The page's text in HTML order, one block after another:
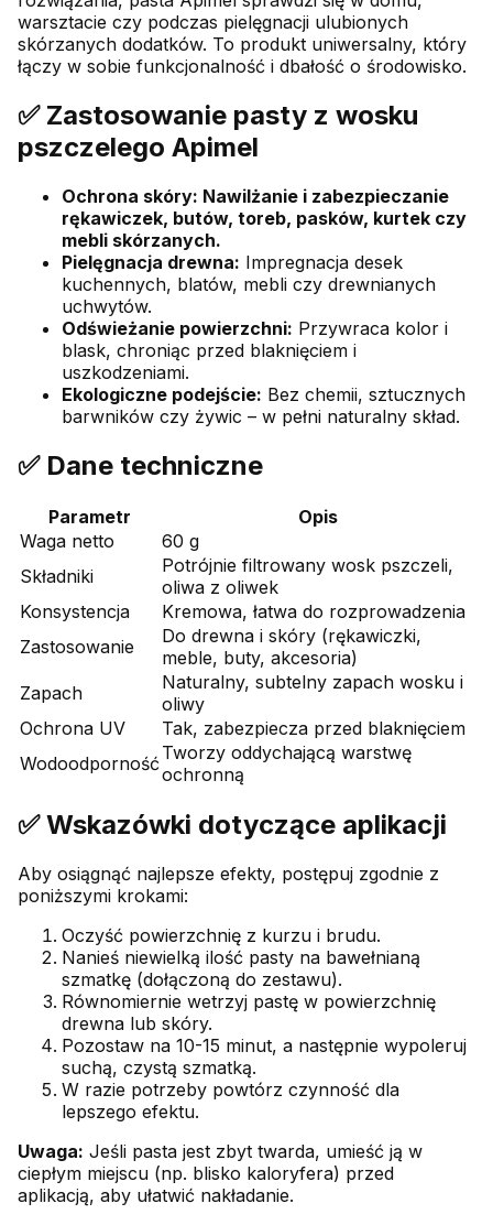
warsztacie czy podczas pielęgnacji ulubionych
skórzanych dodatków. To produkt uniwersalny, który
łączy w sobie funkcjonalność i dbałość o środowisko.
✅ Zastosowanie pasty z wosku
pszczelego Apimel
Ochrona skóry: Nawilżanie i zabezpieczanie
rękawiczek, butów, toreb, pasków, kurtek czy
mebli skórzanych.
Pielęgnacja drewna: Impregnacja desek
kuchennych, blatów, mebli czy drewnianych
uchwytów.
Odświeżanie powierzchni: Przywraca kolor i
blask, chroniąc przed blaknięciem i
uszkodzeniami.
Ekologiczne podejście: Bez chemii, sztucznych
barwników czy żywic – w pełni naturalny skład.
✅ Dane techniczne
Parametr
Opis
Waga netto
60 g
Składniki
Potrójnie filtrowany wosk pszczeli,
oliwa z oliwek
Konsystencja
Kremowa, łatwa do rozprowadzenia
Zastosowanie
Do drewna i skóry (rękawiczki,
meble, buty, akcesoria)
Zapach
Naturalny, subtelny zapach wosku i
oliwy
Ochrona UV
Tak, zabezpiecza przed blaknięciem
WodoodpornośćTworzy oddychającą warstwę
ochronną
✅ Wskazówki dotyczące aplikacji
Aby osiągnąć najlepsze efekty, postępuj zgodnie z
poniższymi krokami:
Oczyść powierzchnię z kurzu i brudu.
Nanieś niewielką ilość pasty na bawełnianą
szmatkę (dołączoną do zestawu).
Równomiernie wetrzyj pastę w powierzchnię
drewna lub skóry.
Pozostaw na 10-15 minut, a następnie wypoleruj
suchą, czystą szmatką.
W razie potrzeby powtórz czynność dla
lepszego efektu.
Uwaga: Jeśli pasta jest zbyt twarda, umieść ją w
ciepłym miejscu (np. blisko kaloryfera) przed
aplikacją, aby ułatwić nakładanie.